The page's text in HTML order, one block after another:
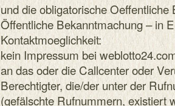
und die obligatorische Oeffentliche
Öffentliche Bekanntmachung – in
Kontaktmoeglichkeit:
kein Impressum bei
an das oder die Callcenter oder
Berechtigter, die/der unter der
(gefälschte Rufnummern, existiert